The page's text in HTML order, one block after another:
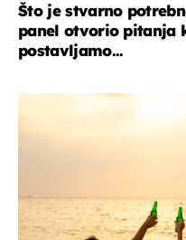
Što je stvarno
panel otvorio pitanja
postavljamo...